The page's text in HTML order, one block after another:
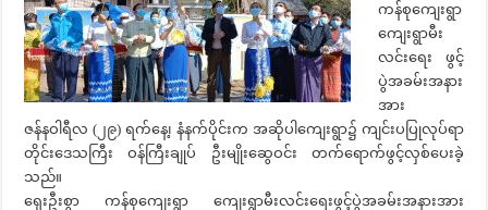
ကန်စုကျေးရွာ
ကျေးရွာမီး
လင်းရေး ဖွင့်
ပွဲအခမ်းအနား
အား
ဇန်နဝါရီလ (၂၉) ရက်နေ့၊ နံနက်ပိုင်းက အဆိုပါကျေးရွာ၌ ကျင်းပပြုလုပ်ရာ
တိုင်းဒေသကြီး ဝန်ကြီးချုပ် ဦးမျိုးဆွေဝင်း တက်ရောက်ဖွင့်လှစ်ပေးခဲ့
သည်။
ရှေးဦးစွာ ကန်စုကျေးရွာ ကျေးရွာမီးလင်းရေးဖွင့်ပွဲအခမ်းအနားအား